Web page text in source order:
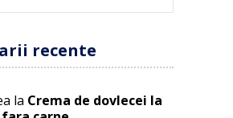
recente
la Crema de dovlecei la